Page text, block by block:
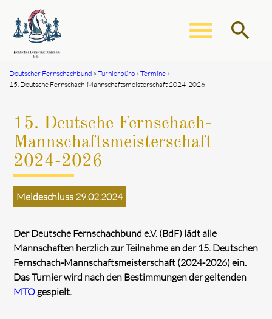
menu search
Deutscher Fernschachbund Turnierbüro Termine
15. Deutsche Fernschach-Mannschaftsmeisterschaft 2024-2026
15. Deutsche Fernschach-
Mannschaftsmeisterschaft
2024-2026
Meldeschluss 29.02.2024
Der Deutsche Fernschachbund e.V. (BdF) lädt alle
Mannschaften herzlich zur Teilnahme an der 15. Deutschen
Fernschach-Mannschaftsmeisterschaft (2024-2026) ein.
Das Turnier wird nach den Bestimmungen der geltenden
MTOgespielt.